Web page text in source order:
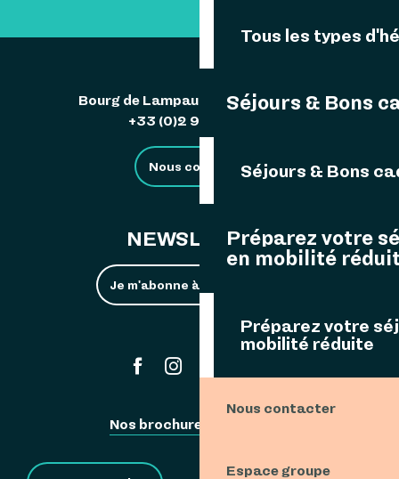
Tous les types
Séjours & Bons
Séjours & Bons
Préparez votre
en mobilité
Préparez votre
mobilité réduite
Nous contacter
Espace groupe
Bourg de Lampaul 29242 Ouessant
+33 (0)2 98 48 85 83
Nous contacter
NEWSLETTER
Je m'abonne à la newsletter
Nos brochures